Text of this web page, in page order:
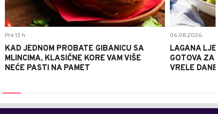
Pre 13 h
KAD JEDNOM PROBATE GIBANICU SA
MLINCIMA, KLASIČNE KORE VAM VIŠE
NEĆE PASTI NA PAMET
06.08.2026.
LAGANA
GOTOVA ZA
VRELE DANE